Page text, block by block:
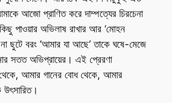
আজো প্রাণিত করে দাম্পত্যের চিরচেনা
পাওয়ার অভিলাষ রাখার আর ‘মোহন
না ছুটে বরং ‘আমার যা আছে’ তাকে ঘষে-মেজে
সতত অভিপ্রায়ের। এই প্রেরণা
আমার গানের বোধ থেকে, আমার
উৎসারিত।